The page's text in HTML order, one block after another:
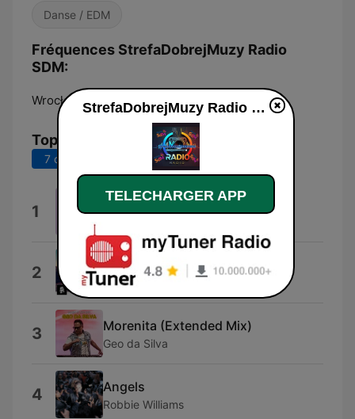
Danse / EDM
Fréquences StrefaDobrejMuzy Radio
SDM:
Wrocław: Online
Top titres
7 derniers jours 30 derniers jours
1 Od Nocy Do Rana
2 Nevada (feat. Cozi Zuehlsdorff)
Vicetone
3 Morenita (Extended Mix)
Geo da Silva
4 Angels
Robbie Williams
StrefaDobrejMuzy Radio SDM en ligne
TELECHARGER APP